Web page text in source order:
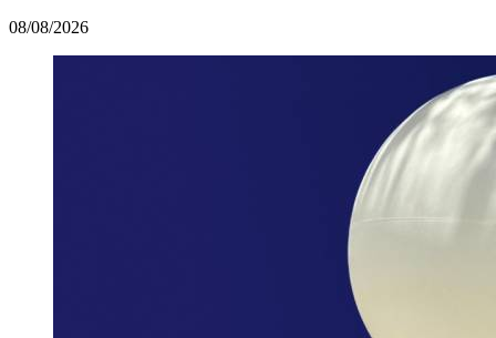
08/08/2026